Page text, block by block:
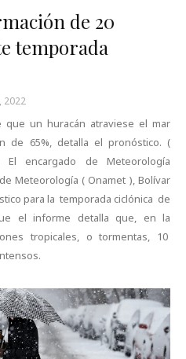
de 20
temporada
2022
que un huracán atraviese el mar
de 65%, detalla el pronóstico. (
) El encargado de Meteorología
Meteorología ( Onamet ), Bolívar
para la temporada ciclónica de
el informe detalla que, en la
tropicales, o tormentas, 10